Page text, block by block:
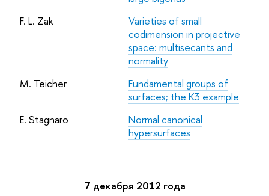
F. L. Zak
Varieties of small
codimension in projective
space: multisecants and
normality
M. Teicher
Fundamental groups of
surfaces; the K3 example
E. Stagnaro
Normal canonical
hypersurfaces
7 декабря 2012 года